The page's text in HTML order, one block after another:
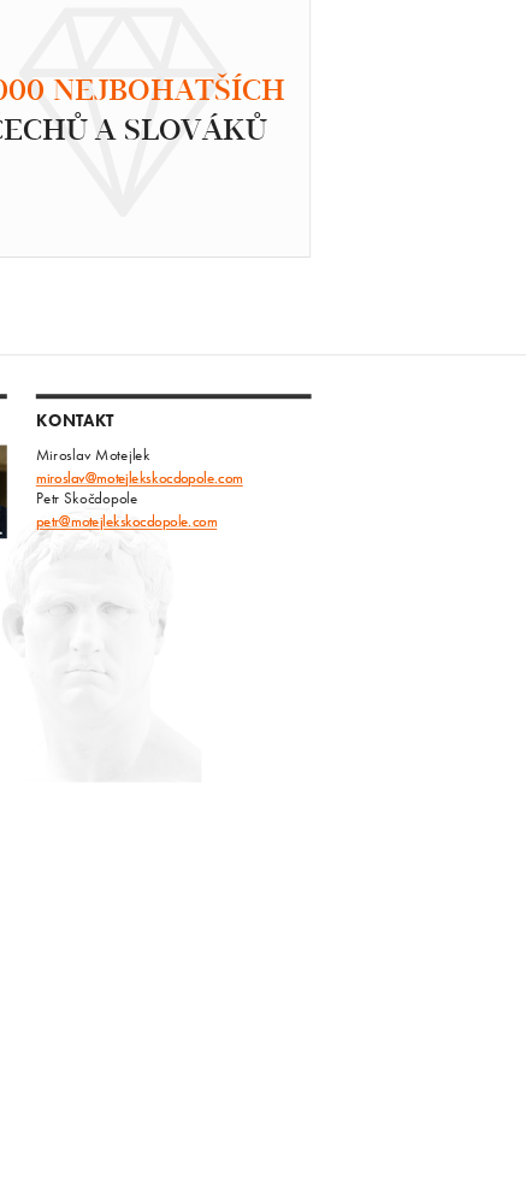
NEJBOHATŠÍCH
A SLOVÁKŮ
KONTAKT
Miroslav Motejlek
miroslav@motejlekskocdopole.com
Petr Skočdopole
petr@motejlekskocdopole.com